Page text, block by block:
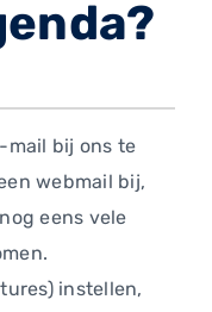
mail bij ons te
webmail bij,
eens vele
instellen,